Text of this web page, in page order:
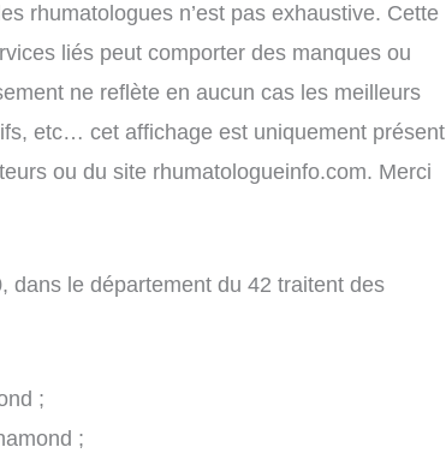
rhumatologues n’est pas exhaustive. Cette
liés peut comporter des manques ou
ne reflète en aucun cas les meilleurs
etc… cet affichage est uniquement présent
ou du site rhumatologueinfo.com. Merci
dans le département du 42 traitent des
;
;